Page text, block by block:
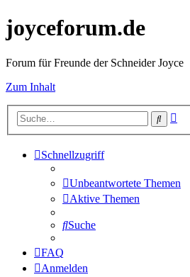
joyceforum.de
Forum für Freunde der Schneider Joyce
Zum Inhalt
Suche
Schnellzugriff
Unbeantwortete Themen
Aktive Themen
Suche
FAQ
Anmelden